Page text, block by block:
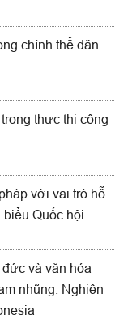
chính thể dân
thực thi công
với vai trò hỗ
Quốc hội
và văn hóa
nhũng: Nghiên